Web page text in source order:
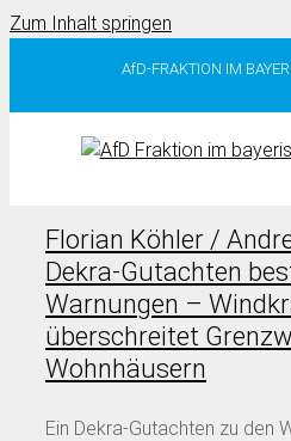
Zum Inhalt springen
AfD-FRAKTION IM
Florian Köhler /
Dekra-Gutachten
Warnungen –
überschreitet
Wohnhäusern
Ein Dekra-Gutachten zu den